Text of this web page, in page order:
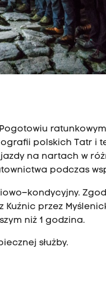
ratunkowym
polskich Tatr i
na nartach w
podczas
przez
niż 1 godzina.
służby.